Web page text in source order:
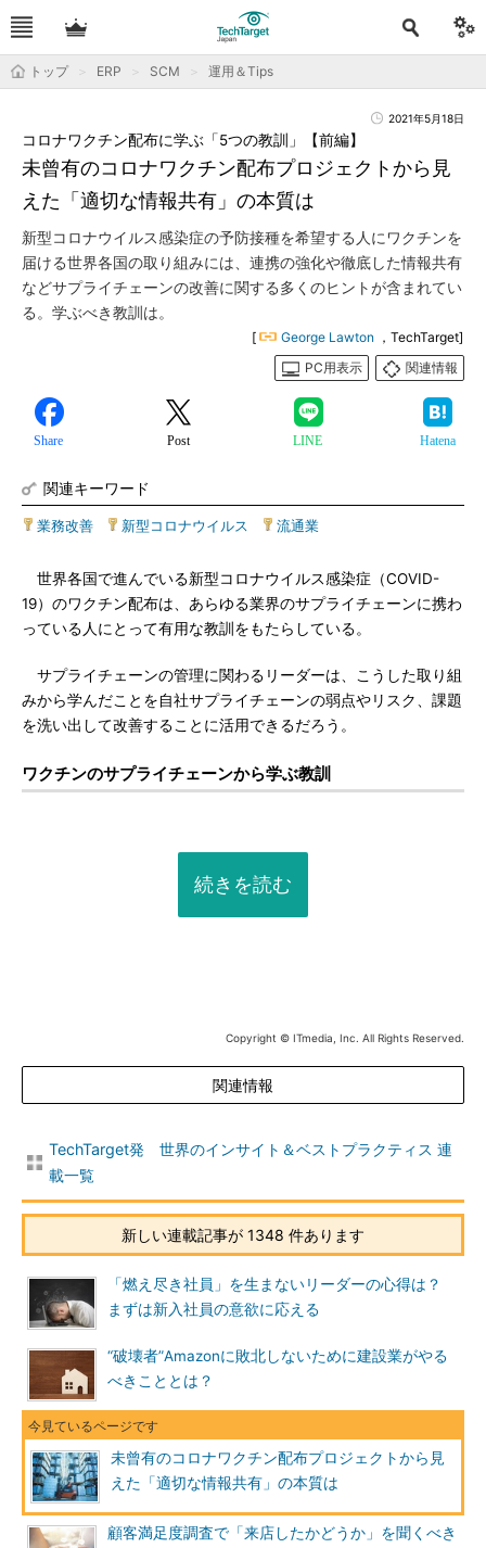
トップ ERP SCM 運用＆Tips
2021年5月18日
未曾有のコロナワクチン配布プロジェクトから見
えた「適切な情報共有」の本質は
コロナワクチン配布に学ぶ「5つの教訓」【前編】
新型コロナウイルス感染症の予防接種を希望する人にワクチンを
届ける世界各国の取り組みには、連携の強化や徹底した情報共有
などサプライチェーンの改善に関する多くのヒントが含まれてい
る。学ぶべき教訓は。
[ George Lawton ，TechTarget]
PC用表示
関連情報
Share Post LINE Hatena
関連キーワード
業務改善 新型コロナウイルス 流通業
世界各国で進んでいる新型コロナウイルス感染症（COVID-
19）のワクチン配布は、あらゆる業界のサプライチェーンに携わ
っている人にとって有用な教訓をもたらしている。
サプライチェーンの管理に関わるリーダーは、こうした取り組
みから学んだことを自社サプライチェーンの弱点やリスク、課題
を洗い出して改善することに活用できるだろう。
ワクチンのサプライチェーンから学ぶ教訓
続きを読む
Copyright © ITmedia, Inc. All Rights Reserved.
関連情報
TechTarget発 世界のインサイト＆ベストプラクティス 連
載一覧
新しい連載記事が 1348 件あります
「燃え尽き社員」を生まないリーダーの心得は？
まずは新入社員の意欲に応える
“破壊者”Amazonに敗北しないために建設業がやる
べきこととは？
未曾有のコロナワクチン配布プロジェクトから見
えた「適切な情報共有」の本質は
顧客満足度調査で「来店したかどうか」を聞くべき